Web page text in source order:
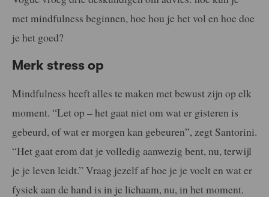
met mindfulness beginnen, hoe hou je het vol en hoe doe
je het goed?
Merk stress op
Mindfulness heeft alles te maken met bewust zijn op elk
moment. “Let op – het gaat niet om wat er gisteren is
gebeurd, of wat er morgen kan gebeuren”, zegt Santorini.
“Het gaat erom dat je volledig aanwezig bent, nu, terwijl
je je leven leidt.” Vraag jezelf af hoe je je voelt en wat er
fysiek aan de hand is in je lichaam, nu, in het moment.